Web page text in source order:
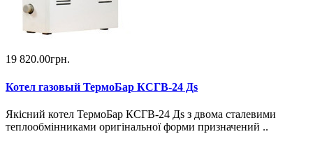
19 820.00грн.
Котел газовый ТермоБар КСГВ-24 Дs
Якісний котел ТермоБар КСГВ-24 Дѕ з двома сталевими
теплообмінниками оригінальної форми призначений ..